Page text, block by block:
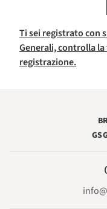
Ti sei registrato con
Generali, controlla
registrazione.